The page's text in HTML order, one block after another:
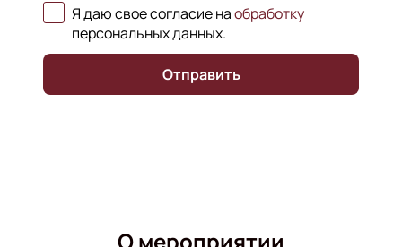
Я даю свое согласие наобработку
персональных данных.
Отправить